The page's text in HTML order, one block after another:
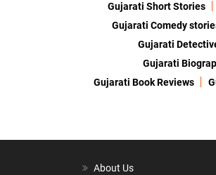
Gujarati Short Stories
Gujarati Comedy
Gujarati
Gujarati
Gujarati Book Reviews
About Us